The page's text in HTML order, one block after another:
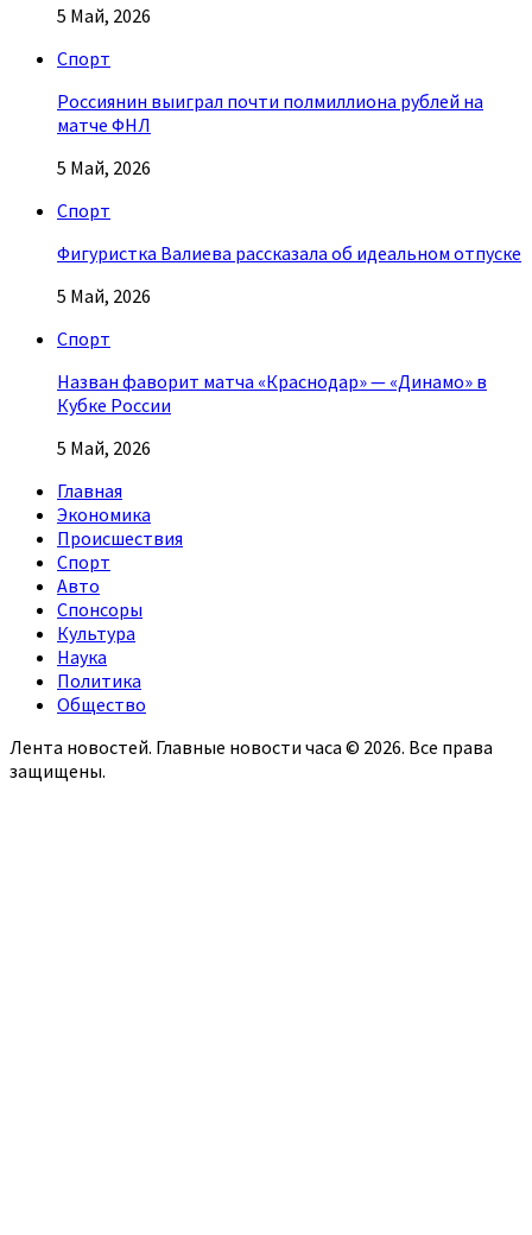
5 Май, 2026
Спорт
Россиянин выиграл почти полмиллиона рублей на
матче ФНЛ
5 Май, 2026
Спорт
Фигуристка Валиева рассказала об идеальном отпуске
5 Май, 2026
Спорт
Назван фаворит матча «Краснодар» — «Динамо» в
Кубке России
5 Май, 2026
Главная
Экономика
Происшествия
Спорт
Авто
Спонсоры
Культура
Наука
Политика
Общество
Лента новостей. Главные новости часа © 2026. Все права
защищены.